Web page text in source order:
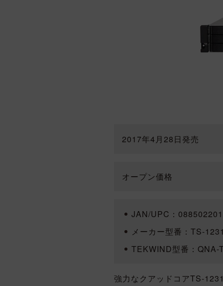
2017年4月28日発売
オープン価格
JAN/UPC：
メーカー型番：TS-
TEKWIND型番：
強力なクアッドコアTS-